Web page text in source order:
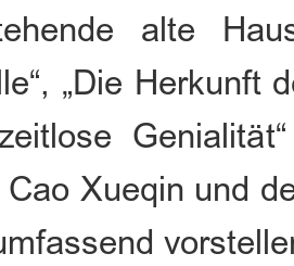
alte
„Die Herkunft
Xueqin und